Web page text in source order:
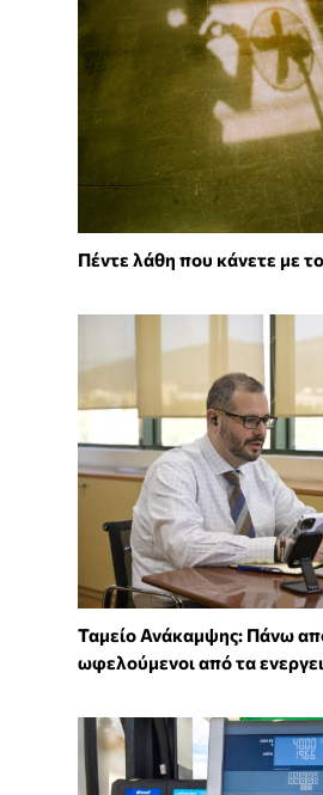
Πέντε λάθη που κάνετε με
Ταμείο Ανάκαμψης: Πάνω
ωφελούμενοι από τα